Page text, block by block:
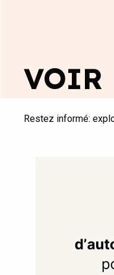
VOIR
Restez informé: